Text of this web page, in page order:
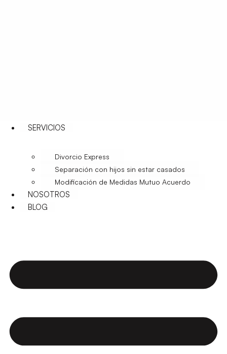
SERVICIOS
Divorcio Express
Separación con hijos sin estar casados
Modificación de Medidas Mutuo Acuerdo
NOSOTROS
BLOG